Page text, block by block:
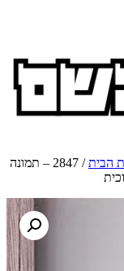
הבית
/ 2847 – תמונה